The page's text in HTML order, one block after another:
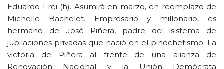
Eduardo Frei (h). Asumirá en marzo, en reemplazo de
Michelle Bachelet. Empresario y millonario, es
hermano de José Piñera, padre del sistema de
jubilaciones privadas que nació en el pinochetismo. La
victoria de Piñera al frente de una alianza de
Renovación Nacional y la Unión Demócrata